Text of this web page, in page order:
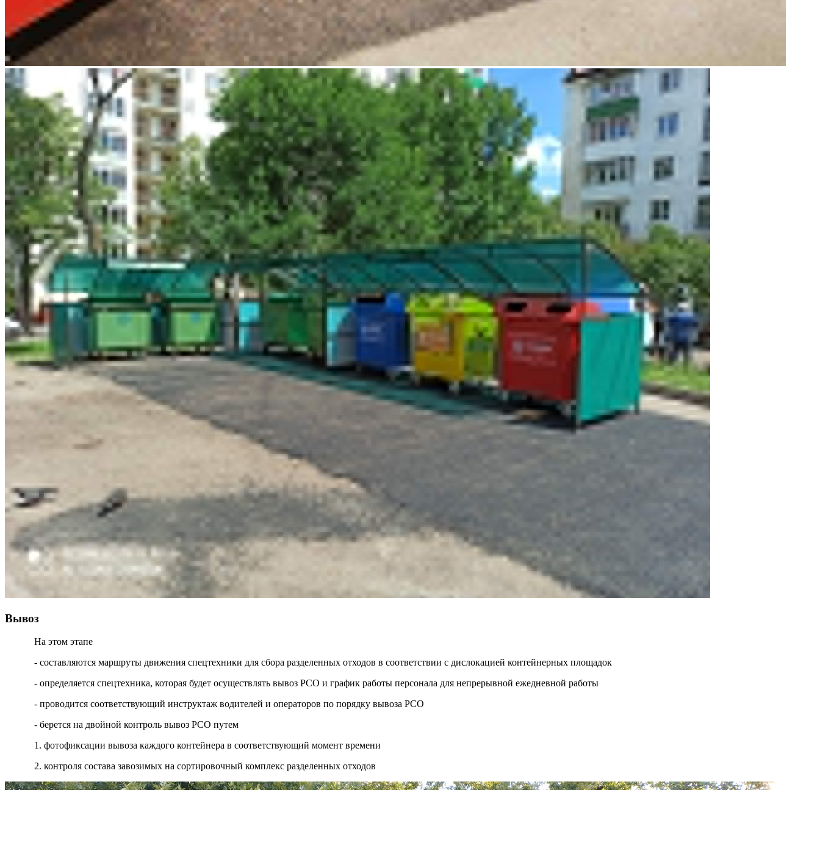
Вывоз
На этом этапе
- составляются маршруты движения спецтехники для сбора разделенных отходов в соответствии с дислокацией контейнерных площадок
- определяется спецтехника, которая будет осуществлять вывоз РСО и график работы персонала для непрерывной ежедневной работы
- проводится соответствующий инструктаж водителей и операторов по порядку вывоза РСО
- берется на двойной контроль вывоз РСО путем
1. фотофиксации вывоза каждого контейнера в соответствующий момент времени
2. контроля состава завозимых на сортировочный комплекс разделенных отходов